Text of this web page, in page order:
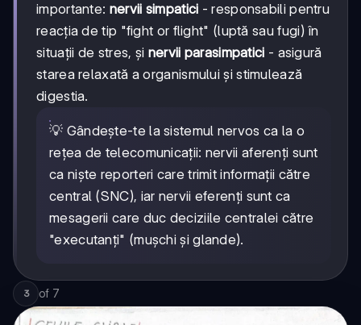
importante: nervii simpatici - responsabili pentru
reacția de tip "fight or flight" (luptă sau fugi) în
situații de stres, și nervii parasimpatici - asigură
starea relaxată a organismului și stimulează
digestia.
💡 Gândește-te la sistemul nervos ca la o
rețea de telecomunicații: nervii aferenți sunt
ca niște reporteri care trimit informații către
central (SNC), iar nervii eferenți sunt ca
mesagerii care duc deciziile centralei către
"executanți" (mușchi și glande).
3 of 7